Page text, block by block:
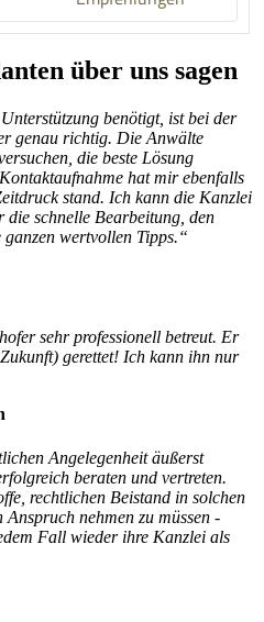
über uns sagen
benötigt, ist bei der
genau richtig. Die Anwälte
die beste Lösung
hat mir ebenfalls
stand. Ich kann die Kanzlei
die schnelle Bearbeitung, den
wertvollen Tipps.“
sehr professionell betreut. Er
gerettet! Ich kann ihn nur
Angelegenheit äußerst
beraten und vertreten.
rechtlichen Beistand in solchen
nehmen zu müssen -
Fall wieder ihre Kanzlei als